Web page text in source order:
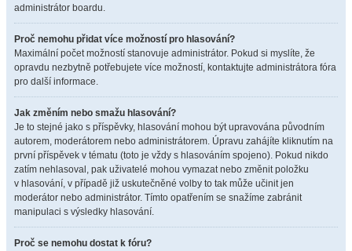
administrátor boardu.
Proč nemohu přidat více možností pro hlasování?
Maximální počet možností stanovuje administrátor. Pokud si myslíte, že
opravdu nezbytně potřebujete více možností, kontaktujte administrátora fóra
pro další informace.
Jak změním nebo smažu hlasování?
Je to stejné jako s příspěvky, hlasování mohou být upravována původním
autorem, moderátorem nebo administrátorem. Úpravu zahájíte kliknutím na
první příspěvek v tématu (toto je vždy s hlasováním spojeno). Pokud nikdo
zatím nehlasoval, pak uživatelé mohou vymazat nebo změnit položku
v hlasování, v případě již uskutečněné volby to tak může učinit jen
moderátor nebo administrátor. Tímto opatřením se snažíme zabránit
manipulaci s výsledky hlasování.
Proč se nemohu dostat k fóru?